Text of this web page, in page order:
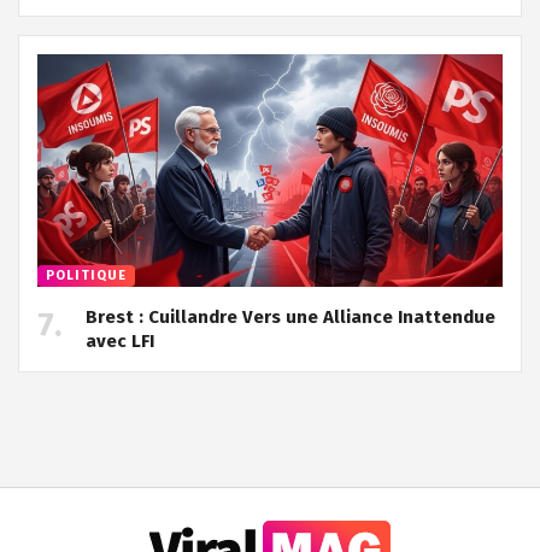
POLITIQUE
Brest : Cuillandre Vers une Alliance Inattendue
avec LFI